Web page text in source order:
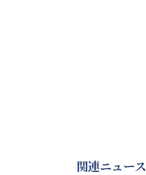
関連ニュース